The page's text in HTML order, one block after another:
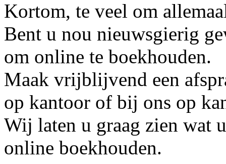
Kortom, te veel om
Bent u nou nieuwsgierig
om online te boekhouden.
Maak vrijblijvend een
op kantoor of bij ons op
Wij laten u graag zien wat
online boekhouden.